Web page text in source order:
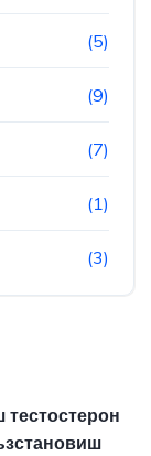
(5)
(9)
(7)
(1)
(3)